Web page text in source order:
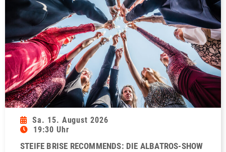
Sa. 15. August 2026
19:30 Uhr
STEIFE BRISE RECOMMENDS: DIE ALBATROS-SHOW